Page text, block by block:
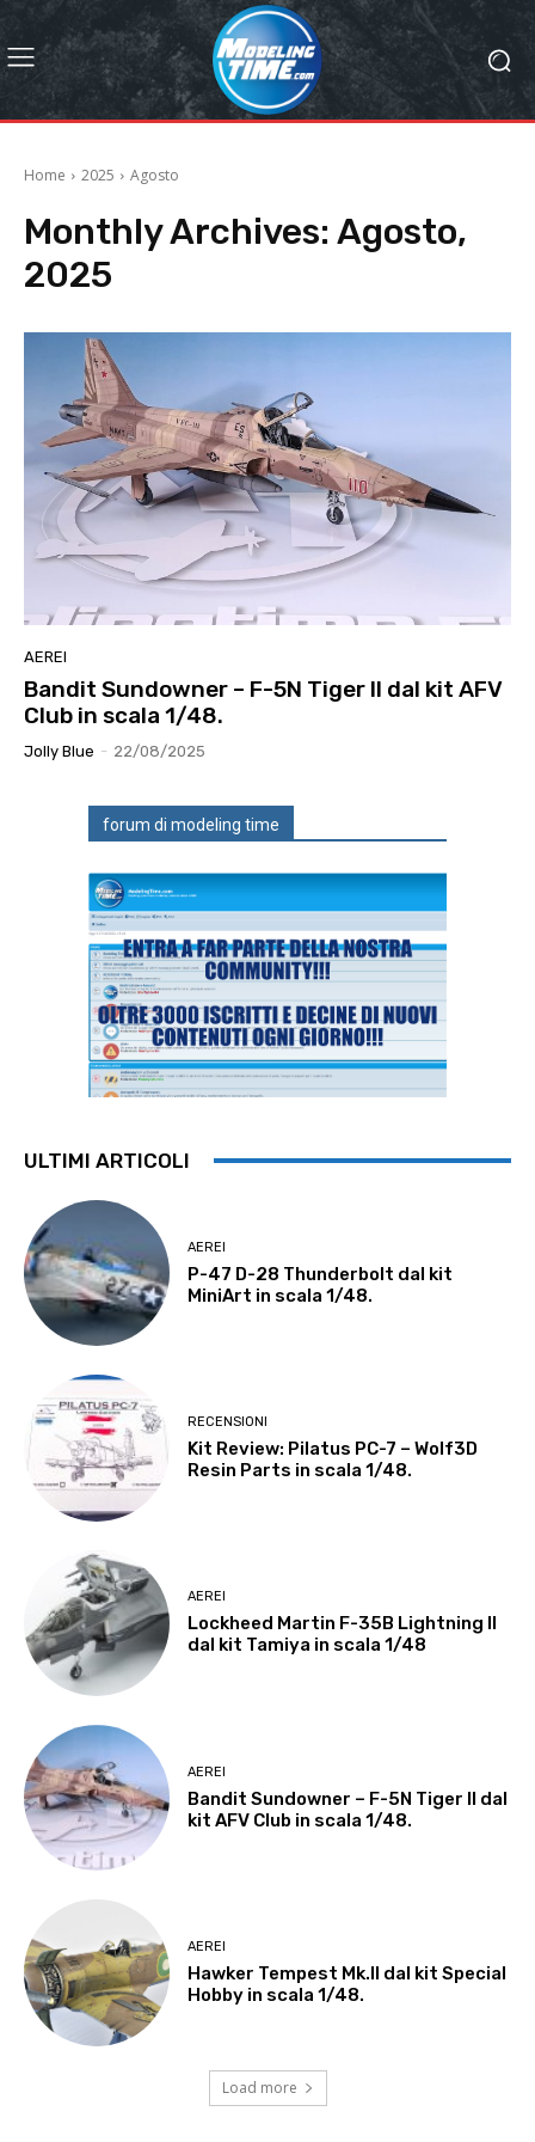
Home 2025 Agosto
Monthly Archives: Agosto,
2025
AEREI
Bandit Sundowner – F-5N Tiger II dal kit AFV
Club in scala 1/48.
Jolly Blue - 22/08/2025
forum di modeling time
ULTIMI ARTICOLI
AEREI
P-47 D-28 Thunderbolt dal kit
MiniArt in scala 1/48.
RECENSIONI
Kit Review: Pilatus PC-7 – Wolf3D
Resin Parts in scala 1/48.
AEREI
Lockheed Martin F-35B Lightning II
dal kit Tamiya in scala 1/48
AEREI
Bandit Sundowner – F-5N Tiger II dal
kit AFV Club in scala 1/48.
AEREI
Hawker Tempest Mk.II dal kit Special
Hobby in scala 1/48.
Load more